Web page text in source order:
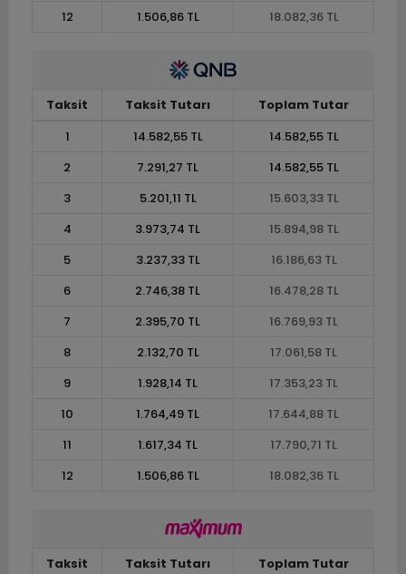
12
1.506,86 TL 18.082,36 TL
Taksit Taksit Tutarı
Toplam Tutar
1
14.582,55 TL
14.582,55 TL
2
7.291,27 TL
14.582,55 TL
3
5.201,11 TL
15.603,33 TL
4
3.973,74 TL
15.894,98 TL
5
3.237,33 TL
16.186,63 TL
6
2.746,38 TL
16.478,28 TL
7
2.395,70 TL
16.769,93 TL
8
2.132,70 TL
17.061,58 TL
9
1.928,14 TL
17.353,23 TL
10
1.764,49 TL
17.644,88 TL
11
1.617,34 TL
17.790,71 TL
12
1.506,86 TL 18.082,36 TL
Taksit Taksit Tutarı Toplam Tutar